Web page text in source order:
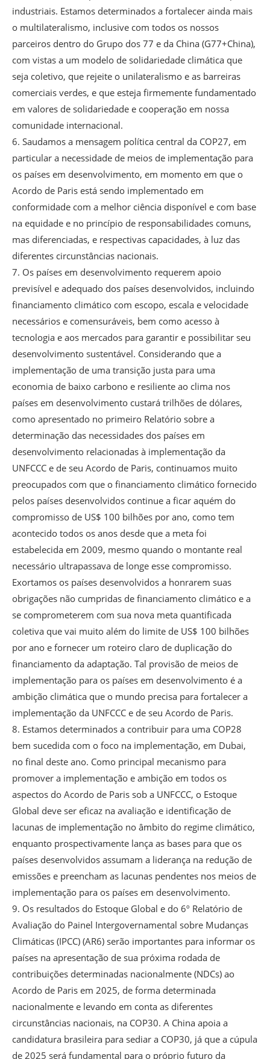
industriais. Estamos determinados a fortalecer ainda mais
o multilateralismo, inclusive com todos os nossos
parceiros dentro do Grupo dos 77 e da China (G77+China),
com vistas a um modelo de solidariedade climática que
seja coletivo, que rejeite o unilateralismo e as barreiras
comerciais verdes, e que esteja firmemente fundamentado
em valores de solidariedade e cooperação em nossa
comunidade internacional.
6. Saudamos a mensagem política central da COP27, em
particular a necessidade de meios de implementação para
os países em desenvolvimento, em momento em que o
Acordo de Paris está sendo implementado em
conformidade com a melhor ciência disponível e com base
na equidade e no princípio de responsabilidades comuns,
mas diferenciadas, e respectivas capacidades, à luz das
diferentes circunstâncias nacionais.
7. Os países em desenvolvimento requerem apoio
previsível e adequado dos países desenvolvidos, incluindo
financiamento climático com escopo, escala e velocidade
necessários e comensuráveis, bem como acesso à
tecnologia e aos mercados para garantir e possibilitar seu
desenvolvimento sustentável. Considerando que a
implementação de uma transição justa para uma
economia de baixo carbono e resiliente ao clima nos
países em desenvolvimento custará trilhões de dólares,
como apresentado no primeiro Relatório sobre a
determinação das necessidades dos países em
desenvolvimento relacionadas à implementação da
UNFCCC e de seu Acordo de Paris, continuamos muito
preocupados com que o financiamento climático fornecido
pelos países desenvolvidos continue a ficar aquém do
compromisso de US$ 100 bilhões por ano, como tem
acontecido todos os anos desde que a meta foi
estabelecida em 2009, mesmo quando o montante real
necessário ultrapassava de longe esse compromisso.
Exortamos os países desenvolvidos a honrarem suas
obrigações não cumpridas de financiamento climático e a
se comprometerem com sua nova meta quantificada
coletiva que vai muito além do limite de US$ 100 bilhões
por ano e fornecer um roteiro claro de duplicação do
financiamento da adaptação. Tal provisão de meios de
implementação para os países em desenvolvimento é a
ambição climática que o mundo precisa para fortalecer a
implementação da UNFCCC e de seu Acordo de Paris.
8. Estamos determinados a contribuir para uma COP28
bem sucedida com o foco na implementação, em Dubai,
no final deste ano. Como principal mecanismo para
promover a implementação e ambição em todos os
aspectos do Acordo de Paris sob a UNFCCC, o Estoque
Global deve ser eficaz na avaliação e identificação de
lacunas de implementação no âmbito do regime climático,
enquanto prospectivamente lança as bases para que os
países desenvolvidos assumam a liderança na redução de
emissões e preencham as lacunas pendentes nos meios de
implementação para os países em desenvolvimento.
9. Os resultados do Estoque Global e do 6º Relatório de
Avaliação do Painel Intergovernamental sobre Mudanças
Climáticas (IPCC) (AR6) serão importantes para informar os
países na apresentação de sua próxima rodada de
contribuições determinadas nacionalmente (NDCs) ao
Acordo de Paris em 2025, de forma determinada
nacionalmente e levando em conta as diferentes
circunstâncias nacionais, na COP30. A China apoia a
candidatura brasileira para sediar a COP30, já que a cúpula
de 2025 será fundamental para o próprio futuro da